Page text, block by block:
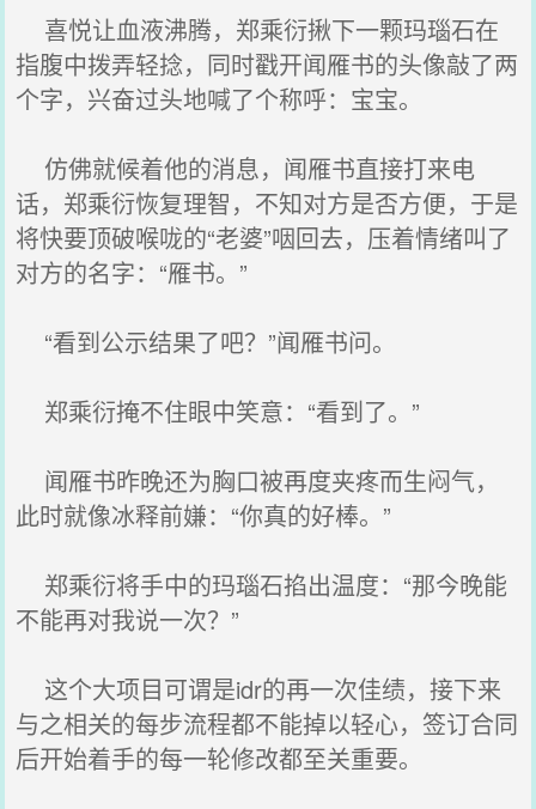
喜悦让血液沸腾，郑乘衍揪下一颗玛瑙石在
指腹中拨弄轻捻，同时戳开闻雁书的头像敲了两
个字，兴奋过头地喊了个称呼：宝宝。
仿佛就候着他的消息，闻雁书直接打来电
话，郑乘衍恢复理智，不知对方是否方便，于是
将快要顶破喉咙的“老婆”咽回去，压着情绪叫了
对方的名字：“雁书。”
“看到公示结果了吧？”闻雁书问。
郑乘衍掩不住眼中笑意：“看到了。”
闻雁书昨晚还为胸口被再度夹疼而生闷气，
此时就像冰释前嫌：“你真的好棒。”
郑乘衍将手中的玛瑙石掐出温度：“那今晚能
不能再对我说一次？”
这个大项目可谓是idr的再一次佳绩，接下来
与之相关的每步流程都不能掉以轻心，签订合同
后开始着手的每一轮修改都至关重要。